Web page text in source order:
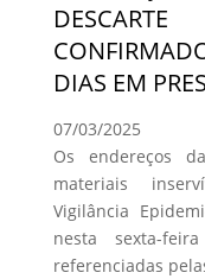
DIAS EM
07/03/2025
Os endereços
materiais
Vigilância
nesta sexta-
referenciadas